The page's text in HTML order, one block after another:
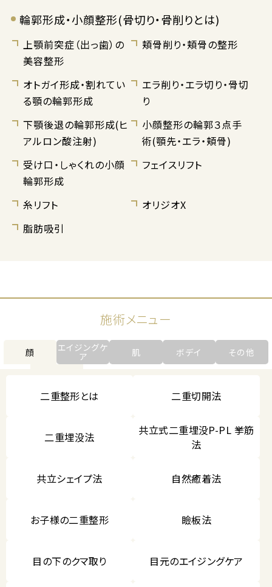
輪郭形成・小顔整形(骨切り・骨削りとは)
上顎前突症（出っ歯）の
美容整形
頬骨削り・頬骨の整形
オトガイ形成・割れてい
る顎の輪郭形成
エラ削り・エラ切り・骨切
り
下顎後退の輪郭形成(ヒ
アルロン酸注射)
小顔整形の輪郭３点手
術(顎先・エラ・頬骨)
受け口・しゃくれの小顔
輪郭形成
フェイスリフト
糸リフト
オリジオX
脂肪吸引
施術メニュー
顔 エイジングケ
ア 肌 ボデイ その他
二重整形とは 二重切開法
二重埋没法
共立式二重埋没P-PL 挙筋
法
共立シェイプ法 自然癒着法
お子様の二重整形 瞼板法
目の下のクマ取り 目元のエイジングケア